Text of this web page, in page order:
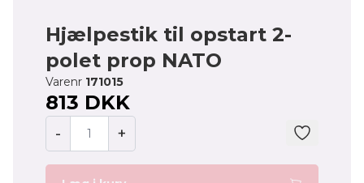
Hjælpestik til opstart 2-
polet prop NATO
Varenr 171015
813 DKK
- +